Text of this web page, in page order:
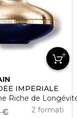
IMPÉRIALE
Riche de
€ 2 formati